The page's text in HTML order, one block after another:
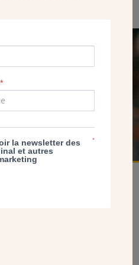
*
la newsletter des
et autres
*